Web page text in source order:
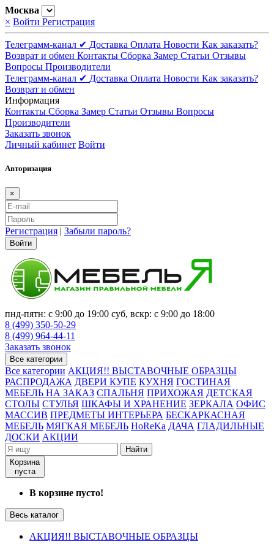
Москва
× Войти Регистрация
Телеграмм-канал ✔ Доставка Оплата Новости Как заказать?
Возврат и обмен Контакты Сборка Замер Статьи Отзывы
Вопросы Производители
Телеграмм-канал ✔ Доставка Оплата Новости Как заказать?
Возврат и обмен
Информация
Контакты Сборка Замер Статьи Отзывы Вопросы
Производители
Заказать звонок
Личный кабинет Войти
Авторизация
×
Регистрация | Забыли пароль?
Войти
пнд-пятн: с 9:00 до 19:00 суб, вскр: с 9:00 до 18:00
8 (499) 350-50-29
8 (499) 964-44-11
Заказать звонок
Все категории
Все категории АКЦИЯ!! ВЫСТАВОЧНЫЕ ОБРАЗЦЫ
РАСПРОДАЖА ДВЕРИ КУПЕ КУХНЯ ГОСТИНАЯ
МЕБЕЛЬ НА ЗАКАЗ СПАЛЬНЯ ПРИХОЖАЯ ДЕТСКАЯ
СТОЛЫ СТУЛЬЯ ШКАФЫ И ХРАНЕНИЕ ЗЕРКАЛА ОФИС
МАССИВ ПРЕДМЕТЫ ИНТЕРЬЕРА БЕСКАРКАСНАЯ
МЕБЕЛЬ МЯГКАЯ МЕБЕЛЬ HoReKa ДАЧА ГЛАДИЛЬНЫЕ
ДОСКИ АКЦИИ
Найти
Корзина
пуста
В корзине пусто!
Весь каталог
АКЦИЯ!! ВЫСТАВОЧНЫЕ ОБРАЗЦЫ